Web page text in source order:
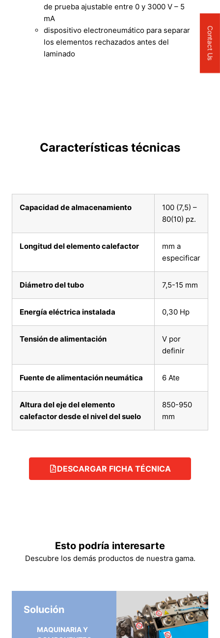
de prueba ajustable entre 0 y 3000 V – 5
mA
dispositivo electroneumático para separar
los elementos rechazados antes del
laminado
Características técnicas
Capacidad de almacenamiento
100 (7,5) –
80(10) pz.
Longitud del elemento calefactor
mm a
especificar
Diámetro del tubo 7,5-15 mm
Energía eléctrica instalada 0,30 Hp
Tensión de alimentación
V por
definir
Fuente de alimentación neumática 6 Ate
Altura del eje del elemento
calefactor desde el nivel del suelo
850-950
mm
DESCARGAR FICHA TÉCNICA
Esto podría interesarte
Descubre los demás productos de nuestra gama.
Solución
MAQUINARIA Y
Contact Us